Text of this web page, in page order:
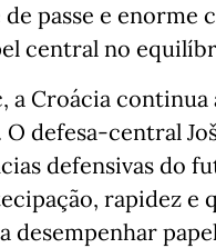
passe e enorme
central no
a Croácia
O defesa-central
defensivas do
rapidez e
desempenhar